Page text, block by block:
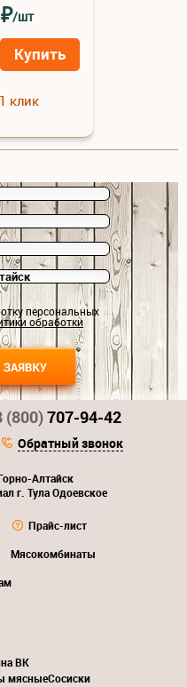
/шт
Купить
клик
персональных
обработки
Алтайск
г. Тула Одоевское
Прайс-лист
Мясокомбинаты
(800)707-94-42
Обратный звонок
ВК
мясныеСосиски